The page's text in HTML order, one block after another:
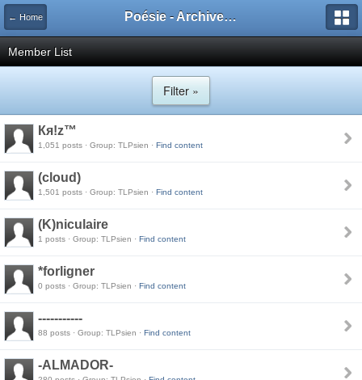
← Home Poésie - Archives de Toute La Poésie - 2005 - 2006
Member List
Filter »
Кя!z™
1,051 posts · Group: TLPsien · Find content
(cloud)
1,501 posts · Group: TLPsien · Find content
(K)niculaire
1 posts · Group: TLPsien · Find content
*forligner
0 posts · Group: TLPsien · Find content
-----------
88 posts · Group: TLPsien · Find content
-ALMADOR-